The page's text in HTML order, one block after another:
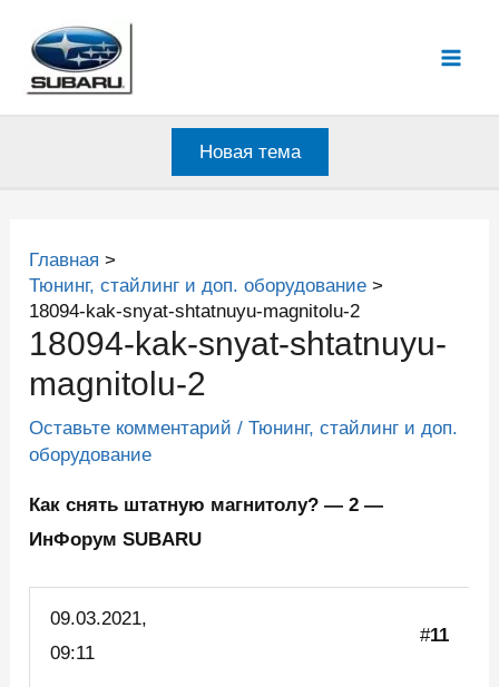
содержимому
Новая тема
Главная
Тюнинг, стайлинг и доп. оборудование
18094-kak-snyat-shtatnuyu-magnitolu-2
18094-kak-snyat-shtatnuyu-
magnitolu-2
Оставьте комментарий /Тюнинг, стайлинг и доп.
оборудование
Как снять штатную магнитолу? — 2 —
ИнФорум SUBARU
09.03.2021,
09:11
#11